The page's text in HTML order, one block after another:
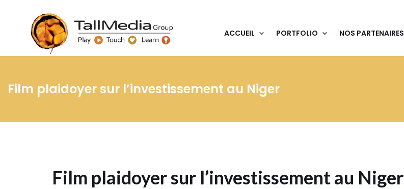
ACCUEIL PORTFOLIO NOS PARTENAIRES
Film plaidoyer sur l’investissement au Niger
Film plaidoyer sur l’investissement au Niger